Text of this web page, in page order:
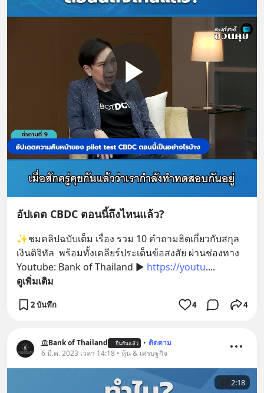
อัปเดต CBDC ตอนนี้ถึงไหนแล้ว?
✨ชมคลิปฉบับเต็ม เรื่อง รวม 10 คำถามฮิตเกี่ยวกับสกุล
เงินดิจิทัล  พร้อมทั้งเคลียร์ประเด็นข้อสงสัย ผ่านช่องทาง
Youtube: Bank of Thailand ▶ https://youtu....
ดูเพิ่มเติม
2 บันทึก 4 4
Bank of Thailand ยืนยันแล้ว • ติดตาม
6 มี.ค. 2023 เวลา 14:18 • หุ้น & เศรษฐกิจ
2:18